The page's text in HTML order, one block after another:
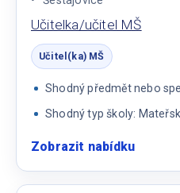
Učitelka/učitel MŠ
Učitel(ka) MŠ
Shodný předmět nebo
Shodný typ školy:
Zobrazit nabídku:
MŠ